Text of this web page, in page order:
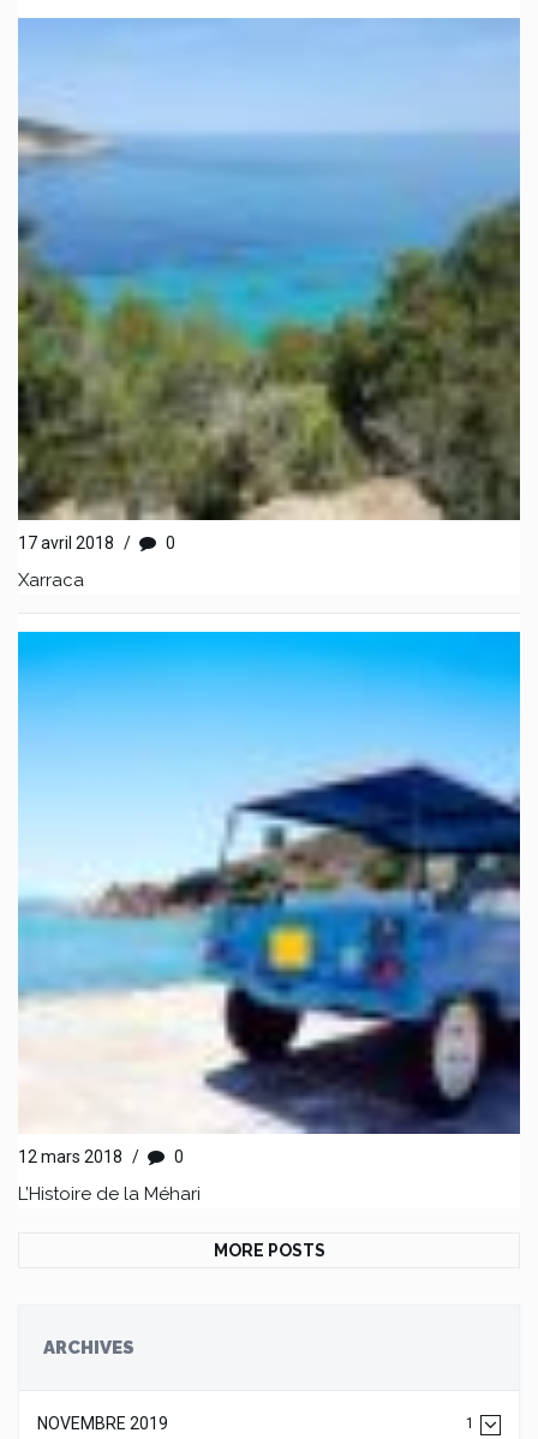
17 avril 2018 / 0
Xarraca
12 mars 2018 / 0
L’Histoire de la Méhari
MORE POSTS
ARCHIVES
NOVEMBRE 2019 1